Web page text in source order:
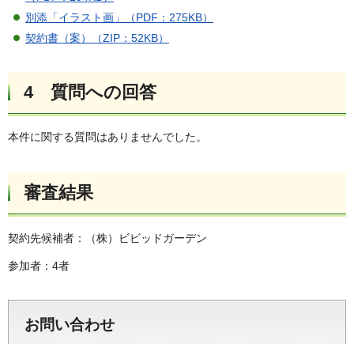
別添「イラスト画」（PDF：275KB）
契約書（案）（ZIP：52KB）
4 質問への回答
本件に関する質問はありませんでした。
審査結果
契約先候補者：（株）ビビッドガーデン
参加者：4者
お問い合わせ